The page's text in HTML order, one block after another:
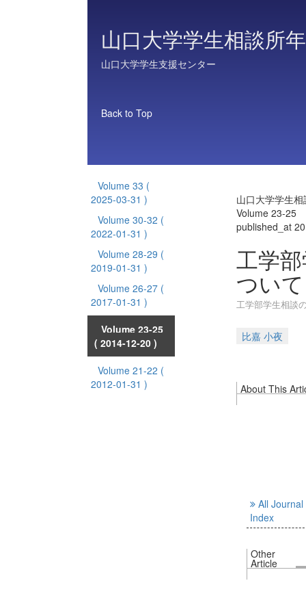
山口大学学生相談所
山口大学学生支援センター
Back to Top
Volume 33 (
2025-03-31 )
Volume 30-32 (
2022-01-31 )
Volume 28-29 (
2019-01-31 )
Volume 26-27 (
2017-01-31 )
Volume 23-25
( 2014-12-20 )
Volume 21-22 (
2012-01-31 )
山口大学学生
Volume 23-25
published_at
工学
ついて
工学部学生相談
比嘉 小夜
About This
All Journal
Index
Other
Article